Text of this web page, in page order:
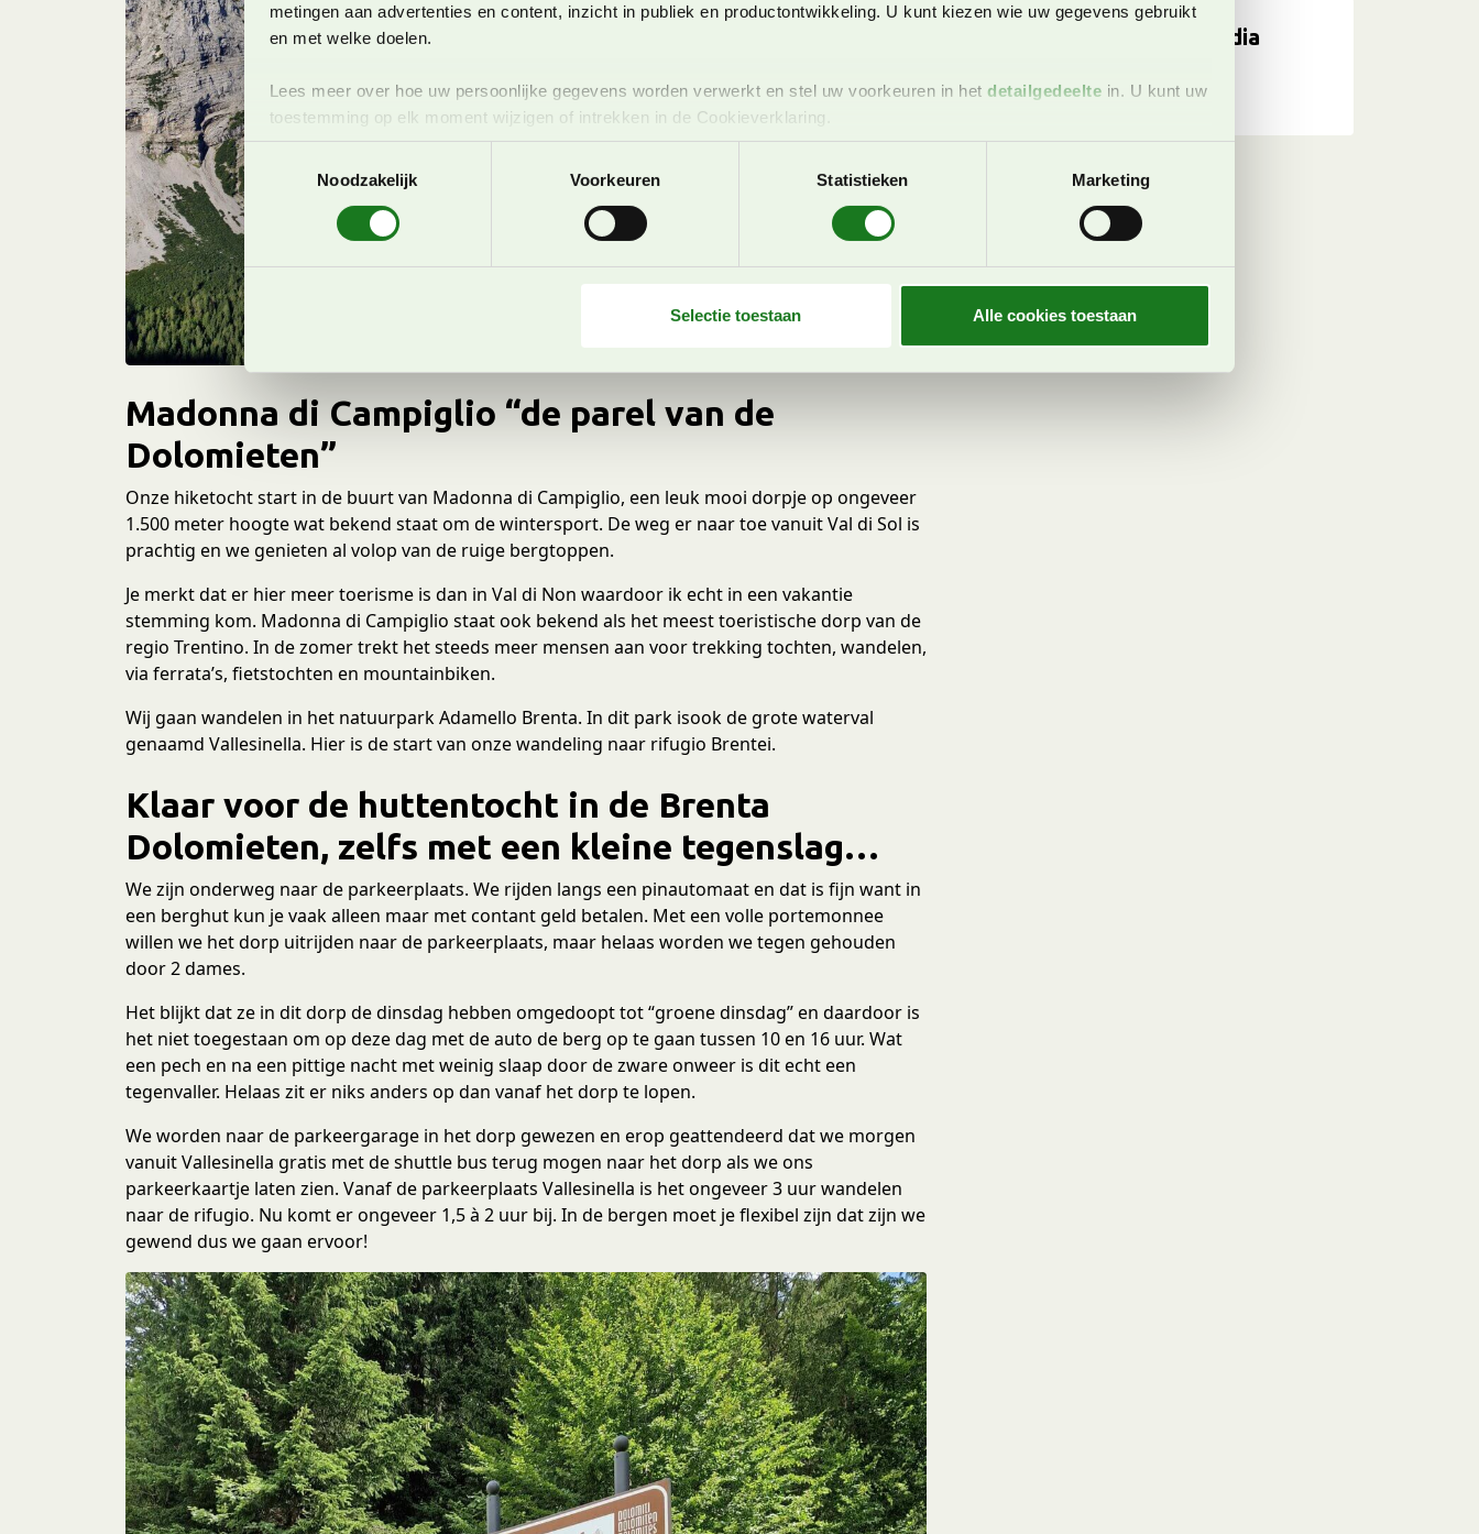
metingen aan advertenties en content, inzicht in publiek en productontwikkeling. U kunt kiezen wie uw gegevens gebruikt
en met welke doelen.
Lees meer over hoe uw persoonlijke gegevens worden verwerkt en stel uw voorkeuren in het detailgedeelte in. U kunt uw
toestemming op elk moment wijzigen of intrekken in de Cookieverklaring.
We gebruiken cookies om content en advertenties te personaliseren, om functies voor social media te bieden en om ons
media, adverteren en analyse. Deze partners kunnen deze gegevens combineren met andere informatie die u aan ze heeft
T
e
s
e
m
m
i
g
s
e
l
e
t
i
e
Noodzakelijk Voorkeuren Statistieken Marketing
Selectie toestaan Alle cookies toestaan
Madonna di Campiglio “de parel van de
Dolomieten”
Onze hiketocht start in de buurt van Madonna di Campiglio, een leuk mooi dorpje op ongeveer
1.500 meter hoogte wat bekend staat om de wintersport. De weg er naar toe vanuit Val di Sol is
prachtig en we genieten al volop van de ruige bergtoppen.
Je merkt dat er hier meer toerisme is dan in Val di Non waardoor ik echt in een vakantie
stemming kom. Madonna di Campiglio staat ook bekend als het meest toeristische dorp van de
regio Trentino. In de zomer trekt het steeds meer mensen aan voor trekking tochten, wandelen,
via ferrata’s, fietstochten en mountainbiken.
Wij gaan wandelen in het natuurpark Adamello Brenta. In dit park isook de grote waterval
genaamd Vallesinella. Hier is de start van onze wandeling naar rifugio Brentei.
Klaar voor de huttentocht in de Brenta
Dolomieten, zelfs met een kleine tegenslag…
We zijn onderweg naar de parkeerplaats. We rijden langs een pinautomaat en dat is fijn want in
een berghut kun je vaak alleen maar met contant geld betalen. Met een volle portemonnee
willen we het dorp uitrijden naar de parkeerplaats, maar helaas worden we tegen gehouden
door 2 dames.
Het blijkt dat ze in dit dorp de dinsdag hebben omgedoopt tot “groene dinsdag” en daardoor is
het niet toegestaan om op deze dag met de auto de berg op te gaan tussen 10 en 16 uur. Wat
een pech en na een pittige nacht met weinig slaap door de zware onweer is dit echt een
tegenvaller. Helaas zit er niks anders op dan vanaf het dorp te lopen.
We worden naar de parkeergarage in het dorp gewezen en erop geattendeerd dat we morgen
vanuit Vallesinella gratis met de shuttle bus terug mogen naar het dorp als we ons
parkeerkaartje laten zien. Vanaf de parkeerplaats Vallesinella is het ongeveer 3 uur wandelen
naar de rifugio. Nu komt er ongeveer 1,5 à 2 uur bij. In de bergen moet je flexibel zijn dat zijn we
gewend dus we gaan ervoor!
Volg ons op social media